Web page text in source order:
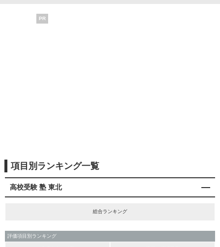
PR
項目別ランキング一覧
高校受験 塾 東北
総合ランキング
評価項目別ランキング